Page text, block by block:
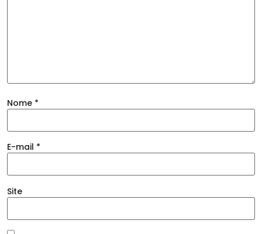
Nome *
E-mail *
Site